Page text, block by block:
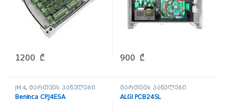
1200₾ 900₾
JM.4, მართვის პანელები
Beninca CP.J4ESA
მართვის პანელები
ALGI PCB24SL